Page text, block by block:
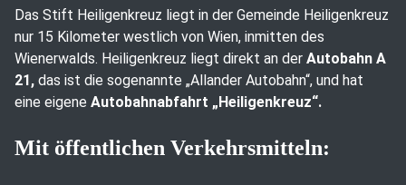
Das Stift Heiligenkreuz liegt in der Gemeinde Heiligenkreuz
nur 15 Kilometer westlich von Wien, inmitten des
Wienerwalds. Heiligenkreuz liegt direkt an der Autobahn A
21, das ist die sogenannte „Allander Autobahn“, und hat
eine eigene Autobahnabfahrt „Heiligenkreuz“.
Mit öffentlichen Verkehrsmitteln: